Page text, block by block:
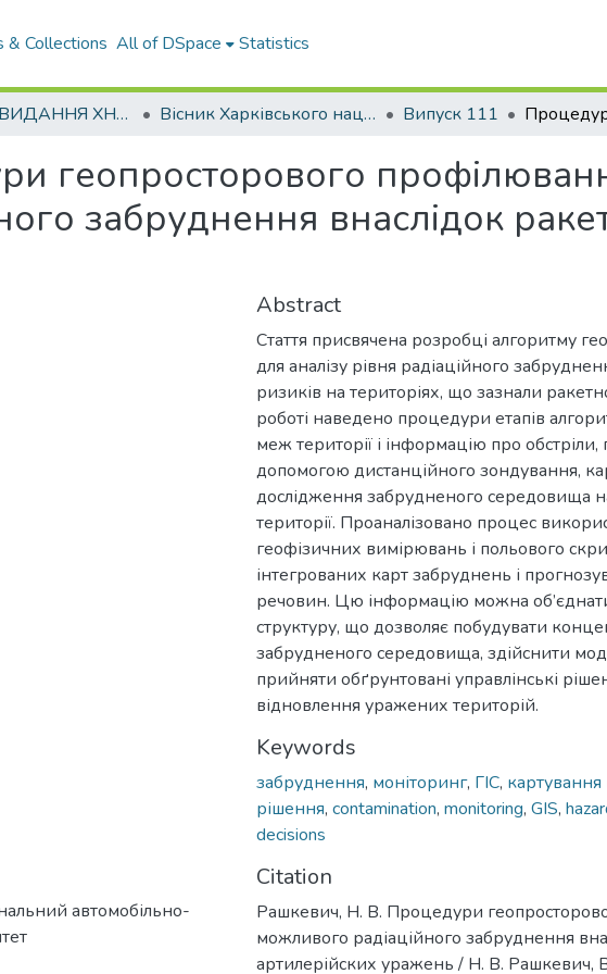
& Collections All of DSpace Statistics
НАУКОВІ ВИДАННЯ ХНАДУ Вісник Харківського національного автомобільно-дорожнього університету / Вестник Харьковского национального автомобильно-дорожного университета Випуск 111
геопросторового
забруднення внаслідок
автомобільно-
Abstract
Стаття присвячена розробці алгоритму
для аналізу рівня радіаційного
ризиків на територіях, що зазнали
роботі наведено процедури етапів
меж території і інформацію про
допомогою дистанційного зондування,
дослідження забрудненого середовища
території. Проаналізовано процес
геофізичних вимірювань і польового
інтегрованих карт забруднень і
речовин. Цю інформацію можна
структуру, що дозволяє побудувати
забрудненого середовища, здійснити
прийняти обґрунтовані управлінські
відновлення уражених територій.
Keywords
забруднення, моніторинг, ГІС,
рішення, contamination, monitoring, GIS,
decisions
Citation
Рашкевич, Н. В. Процедури
можливого радіаційного забруднення
артилерійских уражень / Н. В. Рашкевич,